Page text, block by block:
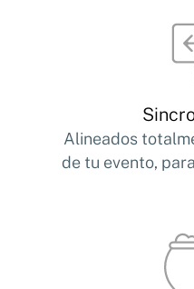
Alineados
de tu evento,